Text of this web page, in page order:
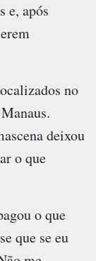
e, após
no
deixou
o que
o que
que se eu